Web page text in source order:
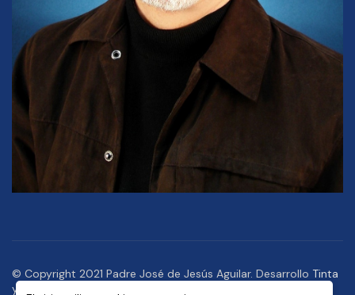
© Copyright 2021 Padre José de Jesús Aguilar. Desarrollo Tinta
y Pixel